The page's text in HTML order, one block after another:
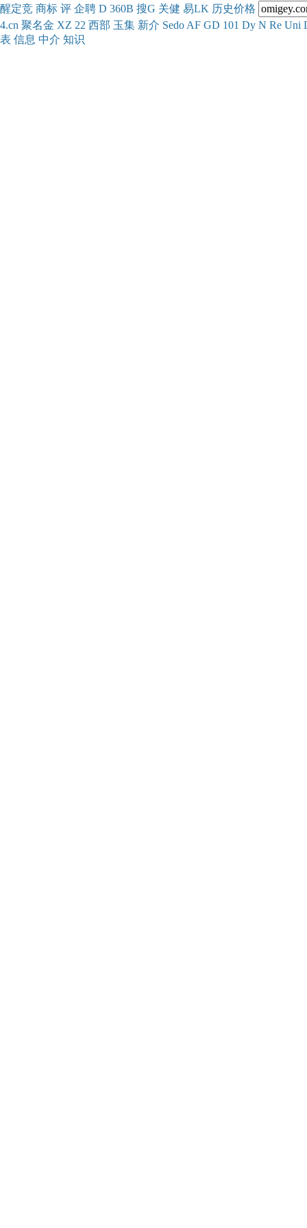
醒定竞 商标 评 企聘 D 360B 搜G 关健 易LK 历史价格
4.cn 聚名金 XZ 22 西部 玉集 新介 Sedo AF GD 101 Dy N Re Uni
表 信息 中介 知识